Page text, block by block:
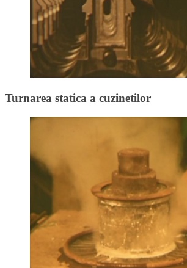
Turnarea statica a cuzinetilor